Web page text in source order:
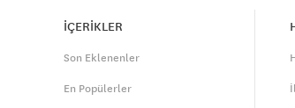
İÇERİKLER
Son Eklenenler
En Popülerler